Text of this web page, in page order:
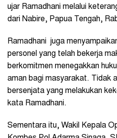
ujar Ramadhani melalui
dari Nabire, Papua Tengah,
Ramadhani juga
personel yang telah bekerja
berkomitmen menegakkan
aman bagi masyarakat. Tidak
bersenjata yang melakukan
kata Ramadhani.
Sementara itu, Wakil Kepala